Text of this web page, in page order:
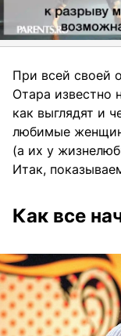
При всей своей
Отара известно
как выглядят и
любимые
(а их у
Итак,
Как все